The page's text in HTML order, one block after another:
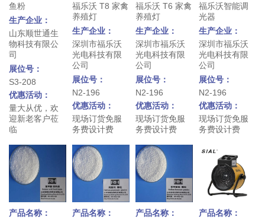
鱼粉
生产企业：
山东顺世通生
物科技有限公
司
展位号：
S3-208
优惠活动：
量大从优，欢
迎新老客户莅
临
福乐沃 T8 家禽
养殖灯
生产企业：
深圳市福乐沃
光电科技有限
公司
展位号：
N2-196
优惠活动：
现场订货免服
务费设计费
福乐沃 T6 家禽
养殖灯
生产企业：
深圳市福乐沃
光电科技有限
公司
展位号：
N2-196
优惠活动：
现场订货免服
务费设计费
福乐沃智能调
光器
生产企业：
深圳市福乐沃
光电科技有限
公司
展位号：
N2-196
优惠活动：
现场订货免服
务费设计费
产品名称：
产品名称：
产品名称：
产品名称：